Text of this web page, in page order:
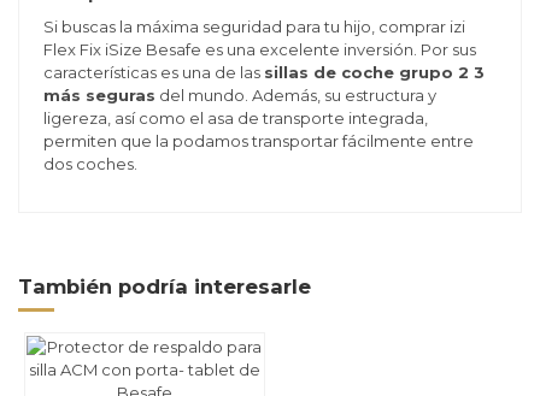
Si buscas la máxima seguridad para tu hijo, comprar izi
Flex Fix iSize Besafe es una excelente inversión. Por sus
características es una de las sillas de coche grupo 2 3
más seguras del mundo. Además, su estructura y
ligereza, así como el asa de transporte integrada,
permiten que la podamos transportar fácilmente entre
dos coches.
También podría interesarle